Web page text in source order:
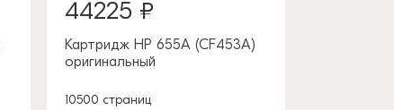
44225 ₽
Картридж HP 655A (CF453A)
оригинальный
10500 страниц